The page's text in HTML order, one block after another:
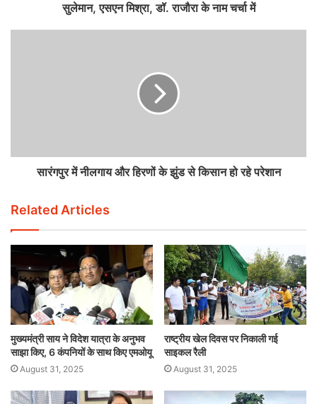
सुलेमान, एसएन मिश्रा, डॉ. राजौरा के नाम चर्चा में
सारंगपुर में नीलगाय और हिरणों के झुंड से किसान हो रहे परेशान
Related Articles
मुख्यमंत्री साय ने विदेश यात्रा के अनुभव
साझा किए, 6 कंपनियों के साथ किए एमओयू
August 31, 2025
राष्ट्रीय खेल दिवस पर निकाली गई
साइकल रैली
August 31, 2025